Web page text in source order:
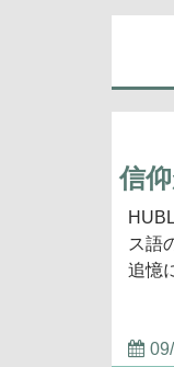
信
ス語
追憶